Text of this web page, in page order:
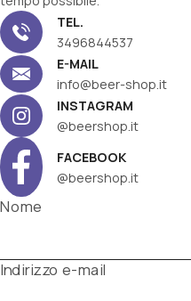
TEL.
3496844537
E-MAIL
info@beer-shop.it
INSTAGRAM
@beershop.it
FACEBOOK
@beershop.it
Nome
Indirizzo e-mail